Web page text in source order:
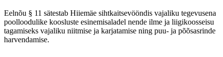
Eelnõu § 11 sätestab Hiiemäe sihtkaitsevööndis vajaliku tegevusena
poolloodulike koosluste esinemisaladel nende ilme ja liigikoosseisu
tagamiseks vajaliku niitmise ja karjatamise ning puu- ja põõsasrinde
harvendamise.